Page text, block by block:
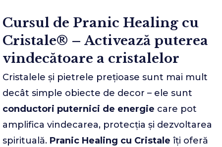
Cursul de Pranic Healing cu
Cristale® – Activează puterea
vindecătoare a cristalelor
Cristalele și pietrele prețioase sunt mai mult
decât simple obiecte de decor – ele sunt
conductori puternici de energie care pot
amplifica vindecarea, protecția și dezvoltarea
spirituală. Pranic Healing cu Cristale îți oferă